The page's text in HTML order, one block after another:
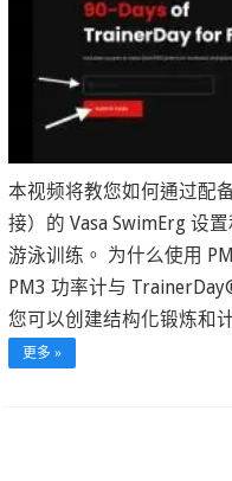
本视频将教您如何通过配
接）的 Vasa SwimErg 设
游泳训练。 为什么使用
PM3 功率计与
您可以创建结构化锻炼和
更多 »